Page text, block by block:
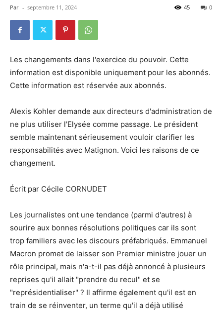
Par - septembre 11, 2024 0
45
Les changements dans l'exercice du pouvoir. Cette
information est disponible uniquement pour les abonnés.
Cette information est réservée aux abonnés.
Alexis Kohler demande aux directeurs d'administration de
ne plus utiliser l'Elysée comme passage. Le président
semble maintenant sérieusement vouloir clarifier les
responsabilités avec Matignon. Voici les raisons de ce
changement.
Écrit par Cécile CORNUDET
Les journalistes ont une tendance (parmi d'autres) à
sourire aux bonnes résolutions politiques car ils sont
trop familiers avec les discours préfabriqués. Emmanuel
Macron promet de laisser son Premier ministre jouer un
rôle principal, mais n'a-t-il pas déjà annoncé à plusieurs
reprises qu'il allait "prendre du recul" et se
"représidentialiser" ? Il affirme également qu'il est en
train de se réinventer, un terme qu'il a déjà utilisé